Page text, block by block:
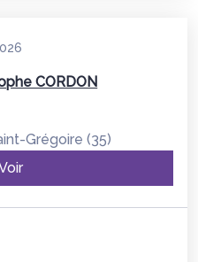
CORDON
Grégoire (35)